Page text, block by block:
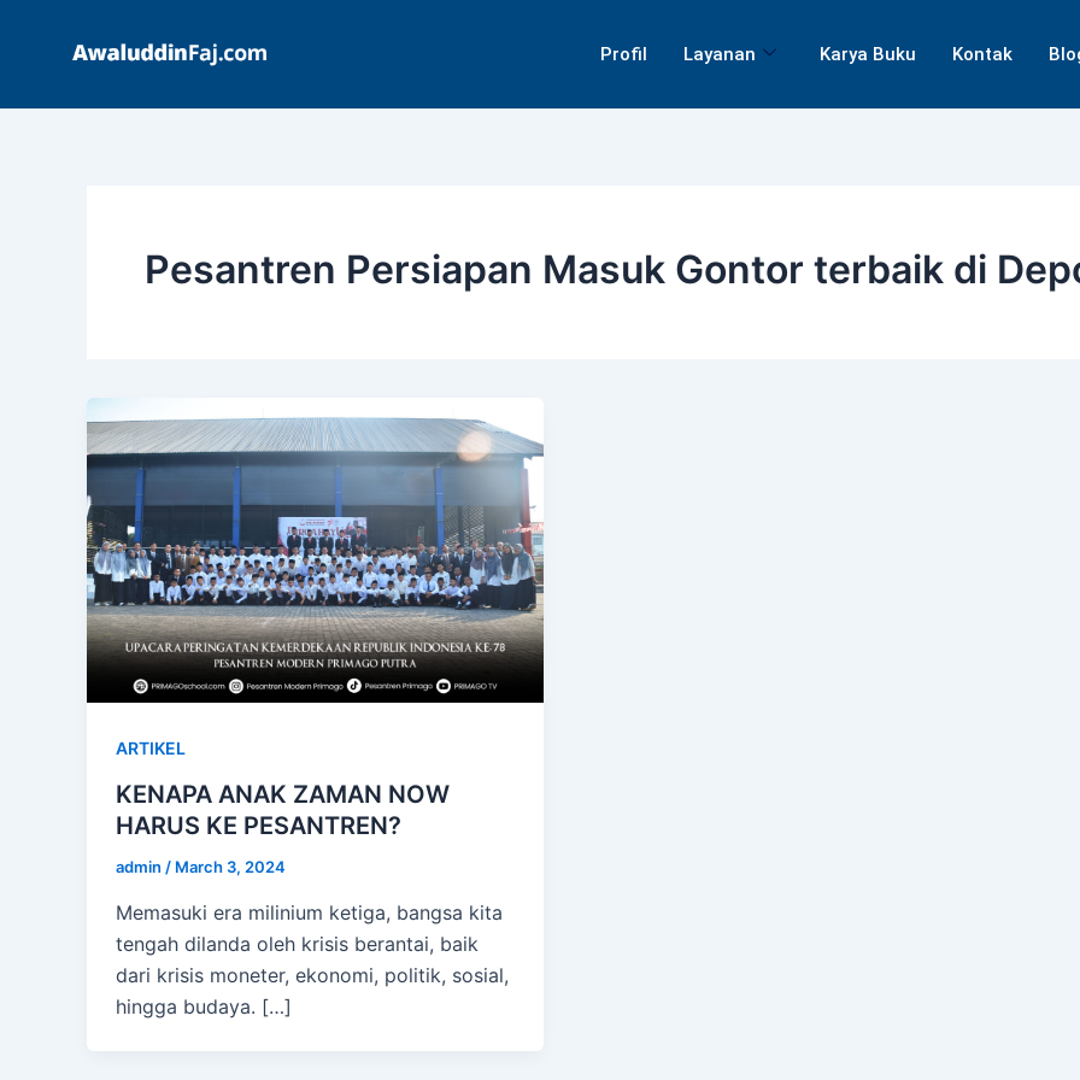
Profil Layanan Karya Buku Kontak
Pesantren Persiapan Masuk Gontor terbaik di
ARTIKEL
KENAPA ANAK ZAMAN NOW
HARUS KE PESANTREN?
admin / March 3, 2024
Memasuki era milinium ketiga, bangsa kita
tengah dilanda oleh krisis berantai, baik
dari krisis moneter, ekonomi, politik, sosial,
hingga budaya. […]